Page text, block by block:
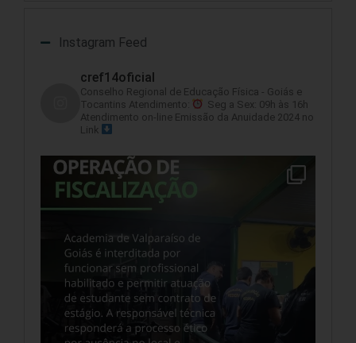
Instagram Feed
cref14oficial
Conselho Regional de Educação Física - Goiás e
Tocantins Atendimento:
Seg a Sex: 09h às 16h
Atendimento on-line Emissão da Anuidade 2024 no
Link